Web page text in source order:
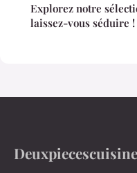
Explorez notre
laissez-vous séduire !
Deuxpiecescuisine